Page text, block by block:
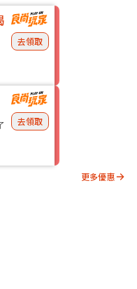
去領取
去領取
更多優惠